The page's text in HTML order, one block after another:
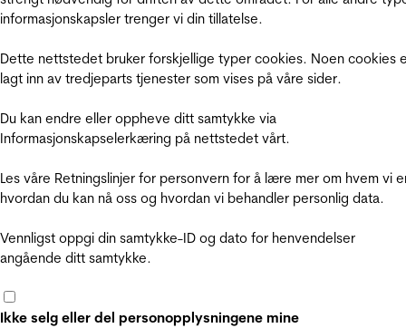
informasjonskapsler trenger vi din tillatelse.
Dette nettstedet bruker forskjellige typer cookies. Noen cookies
lagt inn av tredjeparts tjenester som vises på våre sider.
Du kan endre eller oppheve ditt samtykke via
Informasjonskapselerkæring på nettstedet vårt.
Les våre Retningslinjer for personvern for å lære mer om hvem vi
hvordan du kan nå oss og hvordan vi behandler personlig data.
Vennligst oppgi din samtykke-ID og dato for henvendelser
angående ditt samtykke.
Ikke selg eller del personopplysningene mine